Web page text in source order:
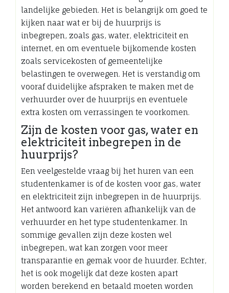
landelijke gebieden. Het is belangrijk om goed te
kijken naar wat er bij de huurprijs is
inbegrepen, zoals gas, water, elektriciteit en
internet, en om eventuele bijkomende kosten
zoals servicekosten of gemeentelijke
belastingen te overwegen. Het is verstandig om
vooraf duidelijke afspraken te maken met de
verhuurder over de huurprijs en eventuele
extra kosten om verrassingen te voorkomen.
Zijn de kosten voor gas, water en
elektriciteit inbegrepen in de
huurprijs?
Een veelgestelde vraag bij het huren van een
studentenkamer is of de kosten voor gas, water
en elektriciteit zijn inbegrepen in de huurprijs.
Het antwoord kan variëren afhankelijk van de
verhuurder en het type studentenkamer. In
sommige gevallen zijn deze kosten wel
inbegrepen, wat kan zorgen voor meer
transparantie en gemak voor de huurder. Echter,
het is ook mogelijk dat deze kosten apart
worden berekend en betaald moeten worden